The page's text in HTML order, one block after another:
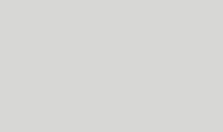
[GK] Déjà des
[Mo5] Brickboy cherche à
[GK] Minecraft et ses «
[GK] Beast of
[GK] Ubisoft : fin de partie
[GK] Mémoire cash -
[GK] Dan Houser (GTA)
[GK] Comment EA Sports
[GK] Crimson Moon : un
[GK] Isle of Reveries : le
[GK] Moonlighter 2 : The
[GK] Capcom relance